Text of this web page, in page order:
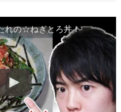
れの☆ねぎとろ丼！